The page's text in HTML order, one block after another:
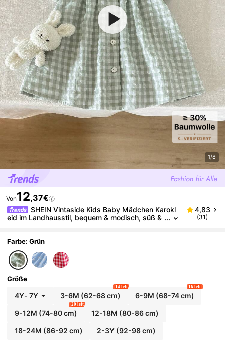
1/8
Von12,37€
SHEIN Vintaside Kids Baby Mädchen Karokl
eid im Landhausstil, bequem & modisch, süß &
4,83
(31)
Farbe: Grün
Größe
4Y- 7Y 3-6M (62-68 cm)
14 left
6-9M (68-74 cm)
16 left
9-12M (74-80 cm)
20 left
12-18M (80-86 cm)
18-24M (86-92 cm) 2-3Y (92-98 cm)